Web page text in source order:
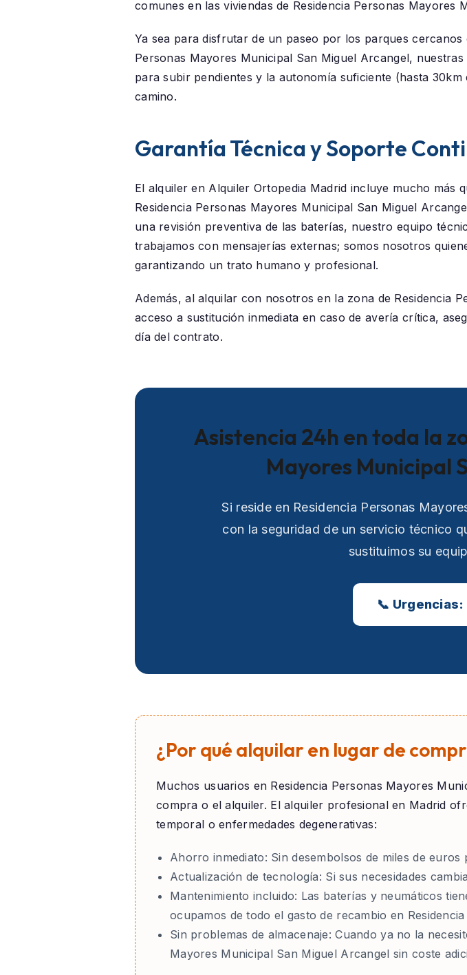
comunes en las viviendas de Residencia Personas Mayores
Ya sea para disfrutar de un paseo por los parques
Personas Mayores Municipal San Miguel Arcangel,
para subir pendientes y la autonomía suficiente (hasta
camino.
Garantía Técnica y Soporte
El alquiler en Alquiler Ortopedia Madrid incluye mucho más
Residencia Personas Mayores Municipal San Miguel
una revisión preventiva de las baterías, nuestro equipo
trabajamos con mensajerías externas; somos nosotros
garantizando un trato humano y profesional.
Además, al alquilar con nosotros en la zona de Residencia
acceso a sustitución inmediata en caso de avería crítica,
día del contrato.
Asistencia 24h en toda la
Mayores Municipal
Si reside en Residencia Personas
con la seguridad de un servicio técnico
sustituimos su
📞
¿Por qué alquilar en lugar de
Muchos usuarios en Residencia Personas Mayores
compra o el alquiler. El alquiler profesional en Madrid
temporal o enfermedades degenerativas:
Ahorro inmediato: Sin desembolsos de miles de
Actualización de tecnología: Si sus necesidades
Mantenimiento incluido: Las baterías y neumáticos
ocupamos de todo el gasto de recambio en
Sin problemas de almacenaje: Cuando ya no la
Mayores Municipal San Miguel Arcangel sin coste